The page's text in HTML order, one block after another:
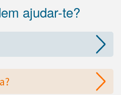
ajudar-te?